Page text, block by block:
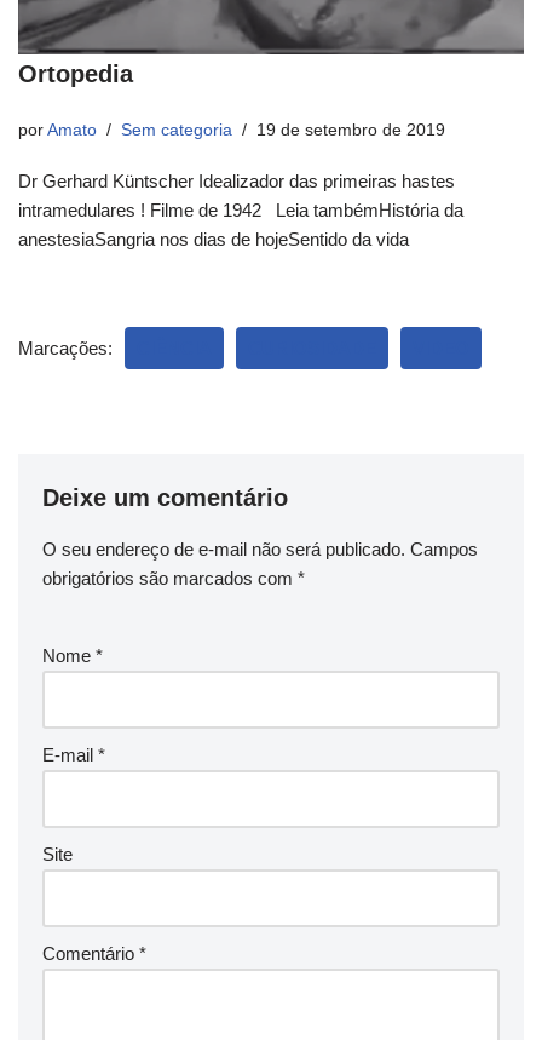
Ortopedia
por Amato Sem categoria 19 de setembro de 2019
Dr Gerhard Küntscher Idealizador das primeiras hastes
intramedulares ! Filme de 1942 Leia tambémHistória da
anestesiaSangria nos dias de hojeSentido da vida
Marcações:
Deixe um comentário
O seu endereço de e-mail não será publicado. Campos
obrigatórios são marcados com *
Nome *
E-mail *
Site
Comentário *